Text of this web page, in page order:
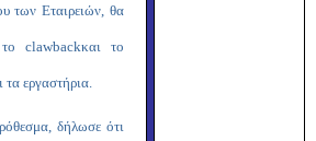
των Εταιρειών, θα
clawbackκαι το
τα εργαστήρια.
δήλωσε ότι